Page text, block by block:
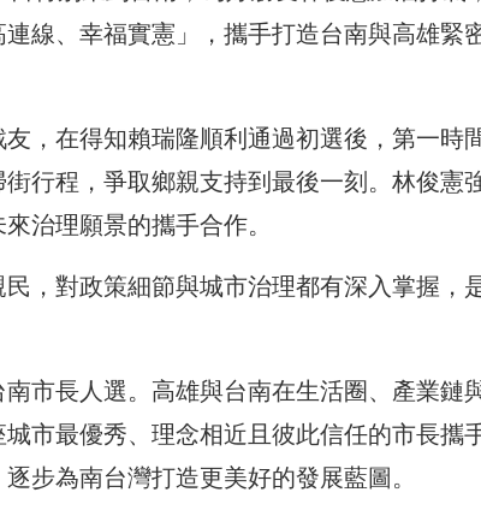
線、幸福實憲」，攜手打造台南與高雄緊
，在得知賴瑞隆順利通過初選後，第一時
行程，爭取鄉親支持到最後一刻。林俊憲
治理願景的攜手合作。
，對政策細節與城市治理都有深入掌握，
市長人選。高雄與台南在生活圈、產業鏈
市最優秀、理念相近且彼此信任的市長攜
步為南台灣打造更美好的發展藍圖。